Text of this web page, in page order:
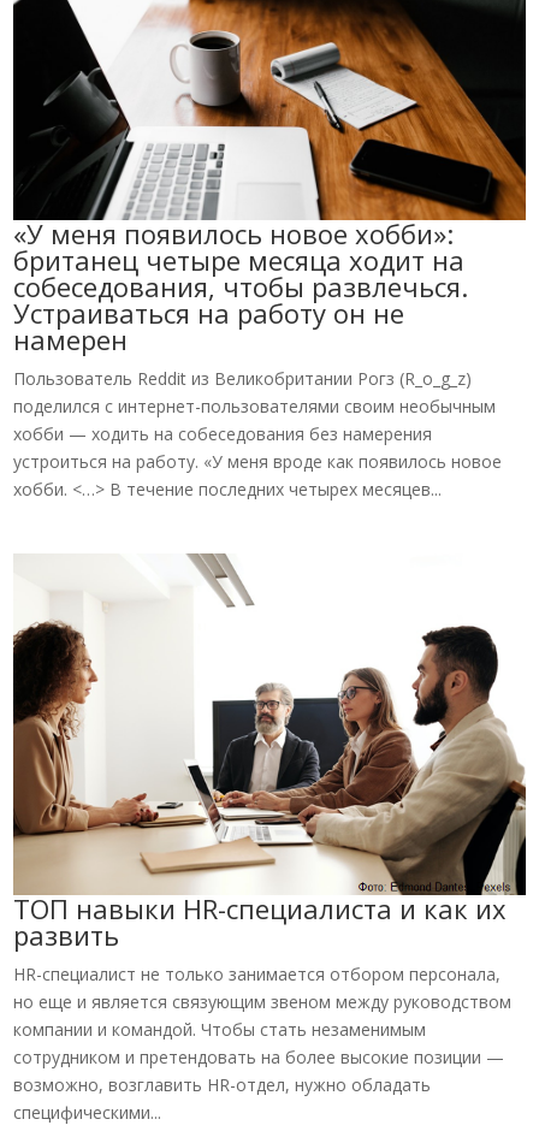
«У меня появилось новое хобби»:
британец четыре месяца ходит на
собеседования, чтобы развлечься.
Устраиваться на работу он не
намерен
Пользователь Reddit из Великобритании Рогз (R_o_g_z)
поделился с интернет-пользователями своим необычным
хобби — ходить на собеседования без намерения
устроиться на работу. «У меня вроде как появилось новое
хобби. <…> В течение последних четырех месяцев...
ТОП навыки HR-специалиста и как их
развить
HR-специалист не только занимается отбором персонала,
но еще и является связующим звеном между руководством
компании и командой. Чтобы стать незаменимым
сотрудником и претендовать на более высокие позиции —
возможно, возглавить HR-отдел, нужно обладать
специфическими...